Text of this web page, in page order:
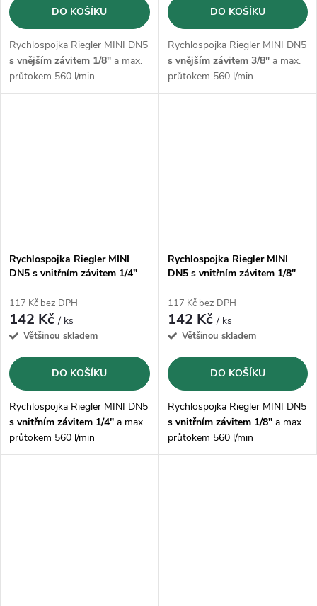
DO KOŠÍKU
Rychlospojka Riegler MINI DN5
s vnějším závitem 1/8" a max.
průtokem 560 l/min
DO KOŠÍKU
Rychlospojka Riegler MINI DN5
s vnějším závitem 3/8"a max.
průtokem 560 l/min
Rychlospojka Riegler MINI
DN5 s vnitřním závitem 1/4"
117 Kč bez DPH
142 Kč/ ks
Většinou skladem
DO KOŠÍKU
Rychlospojka Riegler MINI DN5
s vnitřním závitem 1/4" a max.
průtokem 560 l/min
Rychlospojka Riegler MINI
DN5 s vnitřním závitem 1/8"
117 Kč bez DPH
142 Kč/ ks
Většinou skladem
DO KOŠÍKU
Rychlospojka Riegler MINI DN5
s vnitřním závitem 1/8"a max.
průtokem 560 l/min